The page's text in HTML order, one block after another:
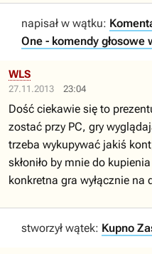
napisał w wątku:
One - komendy głosowe
27.11.2013 23:04
WLS
Dość ciekawie się to
zostać przy PC, gry
trzeba wykupywać jakiś
skłoniło by mnie do
konkretna gra wyłącznie na
stworzył wątek: Kupno